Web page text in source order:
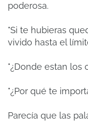
poderosa.
"Si te hubieras
vivido hasta el
"¿Donde estan los
"¿Por qué te
Parecía que las